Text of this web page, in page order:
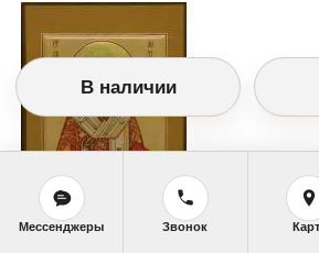
В наличии
Мессенджеры Звонок